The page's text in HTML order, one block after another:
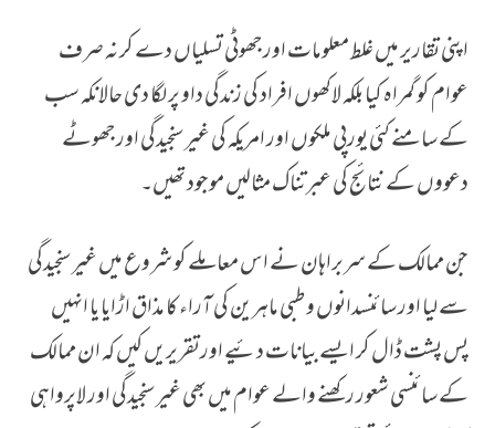
اپنی تقاریر میں غلط معلومات اور جھوٹی تسلیاں دے کر نہ صرف
عوام کو گمراہ کیا بلکہ لاکھوں افراد کی زندگی داو پر لگا دی حالانکہ سب
کے سامنے کئی یورپی ملکوں اور امریکہ کی غیرسنجیدگی اور جھوٹے
دعووں کے نتائج کی عبرتناک مثالیں موجود تھیں۔
جن ممالک کے سربراہان نے اس معاملے کو شروع میں غیرسنجیدگی
سے لیا اور سائنسدانوں و طبی ماہرین کی آراء کا مذاق اڑایا یا انہیں
پس پشت ڈال کر ایسے بیانات دئیے اورتقریریں کیں کہ ان ممالک
کے سائنسی شعور رکھنے والے عوام میں بھی غیرسنجیدگی اور لاپرواہی